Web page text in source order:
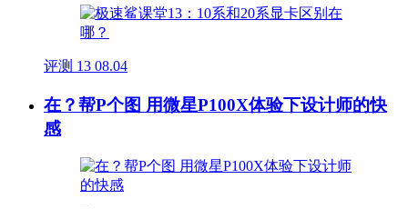
评测 13 08.04
在？帮P个图 用微星P100X体验下设计师的快
感